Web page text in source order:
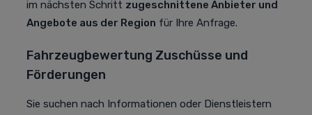
im nächsten Schritt zugeschnittene Anbieter und
Angebote aus der Region für Ihre Anfrage.
Fahrzeugbewertung Zuschüsse und
Förderungen
Sie suchen nach Informationen oder Dienstleistern